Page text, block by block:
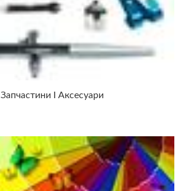
Запчастини І Аксесуари